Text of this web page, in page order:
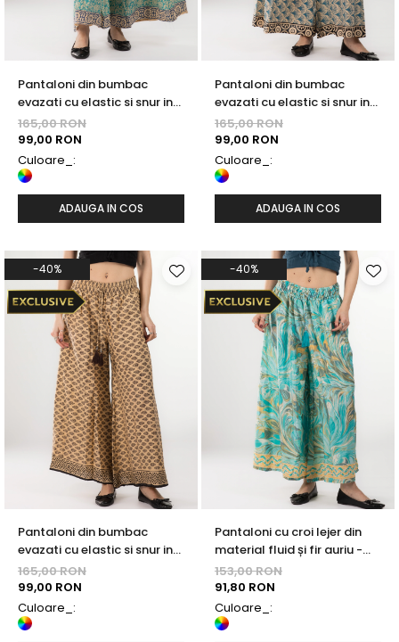
Pantaloni din bumbac
evazati cu elastic si snur in
talie - Model 19
165,00 RON
99,00 RON
Culoare_:
ADAUGA IN COS
Pantaloni din bumbac
evazati cu elastic si snur in
talie - Model 18
165,00 RON
99,00 RON
Culoare_:
ADAUGA IN COS
-40%
Pantaloni din bumbac
evazati cu elastic si snur in
talie - Model 16
165,00 RON
99,00 RON
Culoare_:
-40%
Pantaloni cu croi lejer din
material fluid și fir auriu -
Model 46
153,00 RON
91,80 RON
Culoare_: